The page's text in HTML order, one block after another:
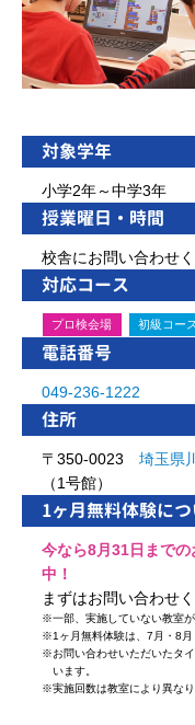
対象学年
小学2年～中学3年
授業曜日・時間
校舎にお問い合わせ
対応コース
プロ検会場 初級コース
電話番号
049-236-1222
住所
〒350-0023 埼玉県
（1号館）
1ヶ月無料体験につ
今なら8月31日まで
中！
まずはお問い合わせ
※一部、実施していない教室が
※1ヶ月無料体験は、7月・8
※お問い合わせいただいたタ
います。
※実施回数は教室により異な